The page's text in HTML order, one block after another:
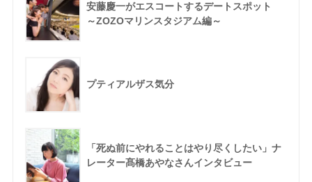
安藤慶一がエスコートするデートスポット
～ZOZOマリンスタジアム編～
プティアルザス気分
「死ぬ前にやれることはやり尽くしたい」ナ
レーター髙橋あやなさんインタビュー